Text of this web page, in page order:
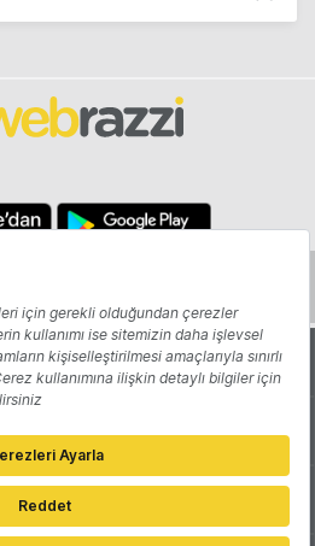
Yazarlar
Reklam